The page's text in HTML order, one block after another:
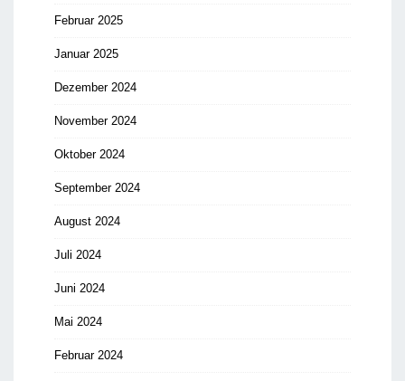
Februar 2025
Januar 2025
Dezember 2024
November 2024
Oktober 2024
September 2024
August 2024
Juli 2024
Juni 2024
Mai 2024
Februar 2024